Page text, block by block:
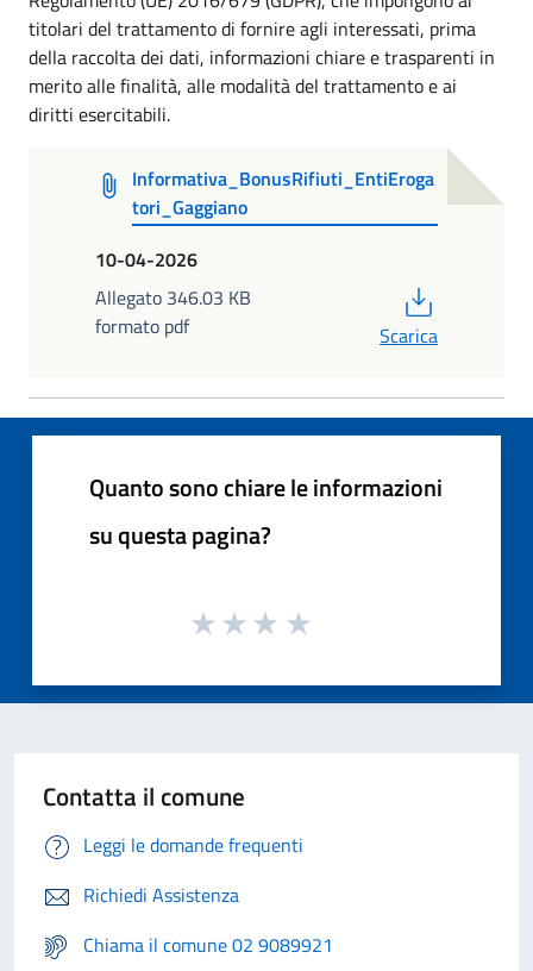
titolari del trattamento di fornire agli interessati, prima
della raccolta dei dati, informazioni chiare e trasparenti in
merito alle finalità, alle modalità del trattamento e ai
diritti esercitabili.
Informativa_BonusRifiuti_EntiEroga
tori_Gaggiano
10-04-2026
Allegato 346.03 KB
formato pdf
Scarica
Quanto sono chiare le informazioni
su questa pagina?
Contatta il comune
Leggi le domande frequenti
Richiedi Assistenza
Chiama il comune 02 9089921